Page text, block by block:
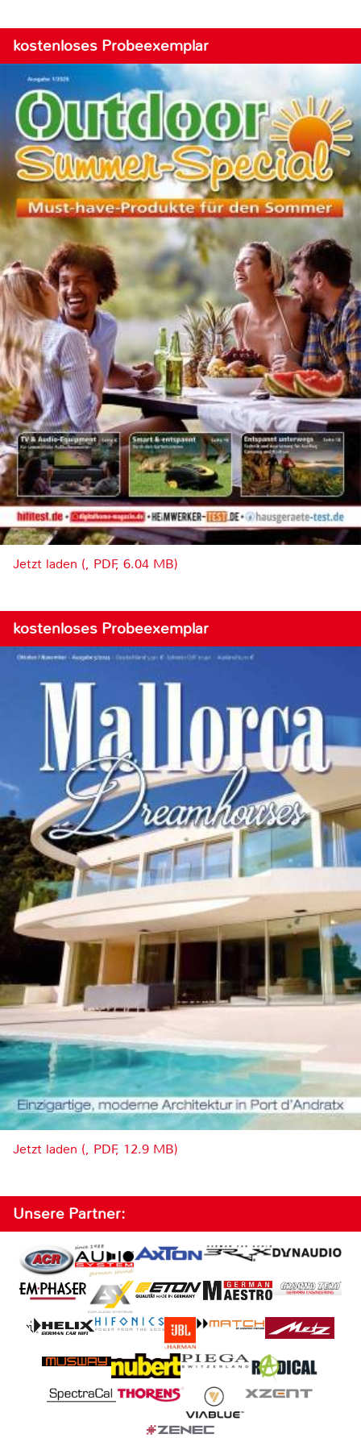
kostenloses Probeexemplar
Jetzt laden (, PDF, 6.04 MB)
kostenloses Probeexemplar
Jetzt laden (, PDF, 12.9 MB)
Unsere Partner: